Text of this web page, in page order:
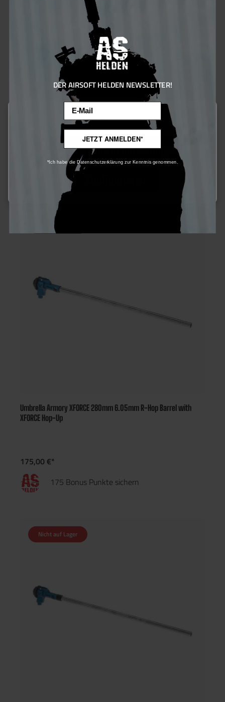
Umbrella Armory XFORCE 247mm 6.05mm R-Hop Barrel with
175 Bonus Punkte sichern
Nicht auf Lager
Umbrella Armory XFORCE 280mm 6.05mm R-Hop Barrel with
XFORCE Hop-Up
175,00 €*
175 Bonus Punkte sichern
Nicht auf Lager
Diese Website verwendet Cookies, um eine bestmögliche Erfahrung
bieten zu können.Mehr Informationen ...
Nur technisch notwendige
DER AIRSOFT HELDEN NEWSLETTER!
JETZT ANMELDEN*
*Ich habe die Datenschutzerklärung zur Kenntnis genommen.